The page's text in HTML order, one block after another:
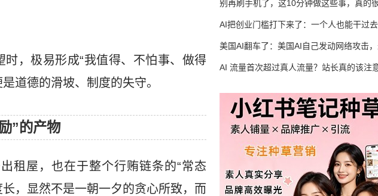
，极易形成“我值得、不怕事、做得
道德的滑坡、制度的失守。
”的产物
租屋，也在于整个行贿链条的“常态
，显然不是一朝一夕的贪心所致，而
别再刷手机了，这10分钟做这些事，真的
AI把创业门槛打下来了：一个人也能干过
人的活
美国AI翻车了：美国AI自己发动网络攻击
竟然靠中国AI帮忙善后
AI 流量首次超过真人流量？站长真的该注